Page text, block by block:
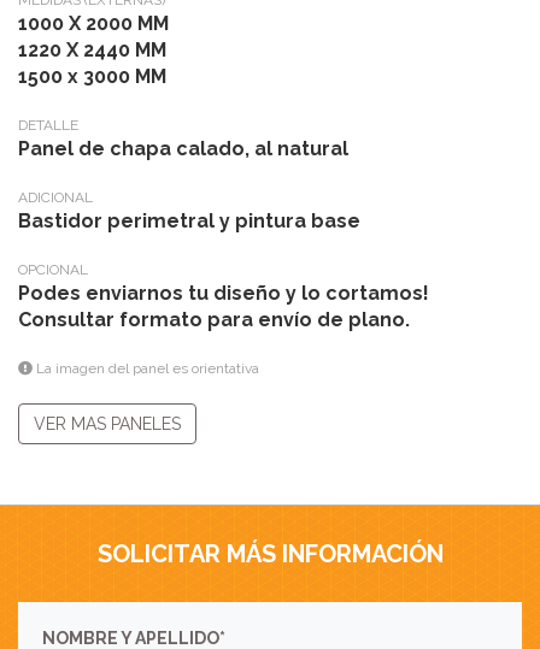
1000 X 2000 MM
1220 X 2440 MM
1500 x 3000 MM
DETALLE
Panel de chapa calado, al natural
ADICIONAL
Bastidor perimetral y pintura base
OPCIONAL
Podes enviarnos tu diseño y lo cortamos!
Consultar formato para envío de plano.
La imagen del panel es orientativa
VER MAS PANELES
SOLICITAR MÁS INFORMACIÓN
NOMBRE Y APELLIDO*